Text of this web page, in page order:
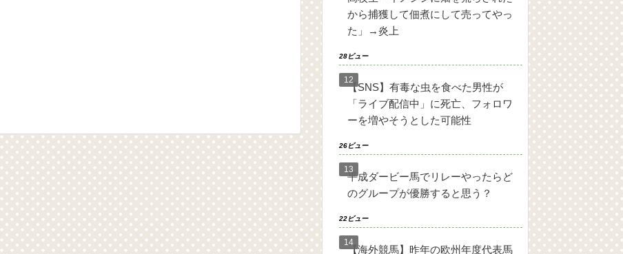
から捕獲して佃煮にして売ってやっ
た」→炎上
28ビュー
【SNS】有毒な虫を食べた男性が
「ライブ配信中」に死亡、フォロワ
ーを増やそうとした可能性
26ビュー
平成ダービー馬でリレーやったらど
のグループが優勝すると思う？
22ビュー
【海外競馬】昨年の欧州年度代表馬